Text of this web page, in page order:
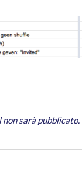
sarà pubblicato.